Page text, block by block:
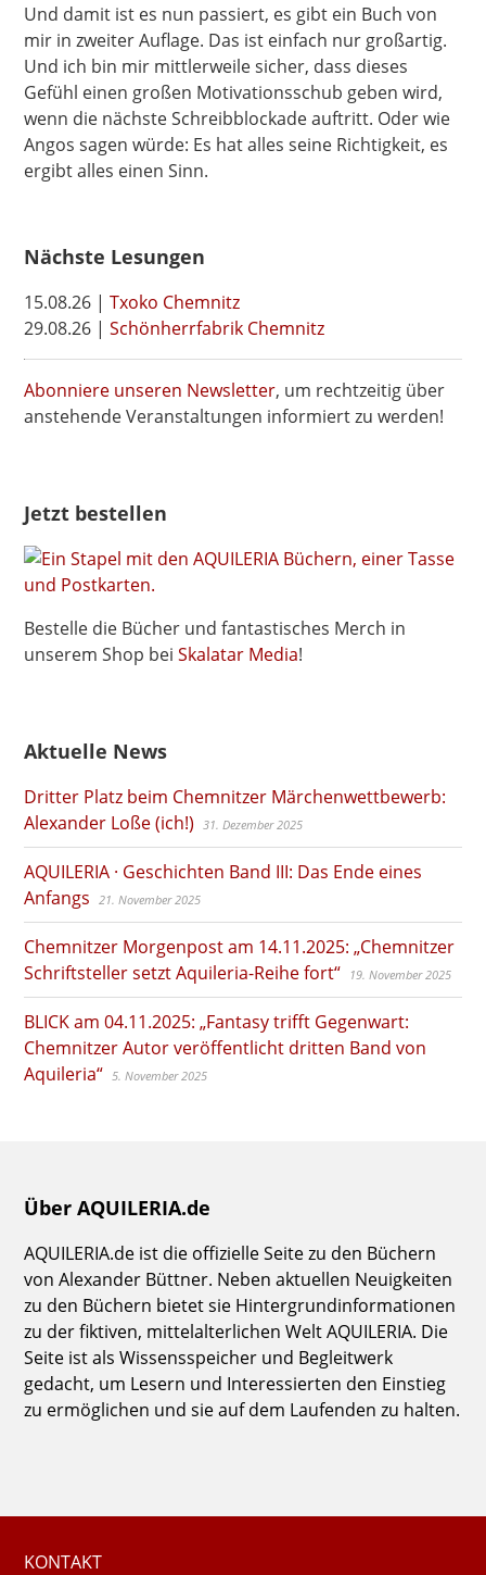
Und damit ist es nun passiert, es gibt ein Buch von
mir in zweiter Auflage. Das ist einfach nur großartig.
Und ich bin mir mittlerweile sicher, dass dieses
Gefühl einen großen Motivationsschub geben wird,
wenn die nächste Schreibblockade auftritt. Oder wie
Angos sagen würde: Es hat alles seine Richtigkeit, es
ergibt alles einen Sinn.
Nächste Lesungen
15.08.26 |Txoko Chemnitz
29.08.26 |Schönherrfabrik Chemnitz
Abonniere unseren Newsletter, um rechtzeitig über
anstehende Veranstaltungen informiert zu werden!
Jetzt bestellen
Bestelle die Bücher und fantastisches Merch in
unserem Shop beiSkalatar Media!
Aktuelle News
Dritter Platz beim Chemnitzer Märchenwettbewerb:
Alexander Loße (ich!)
31. Dezember 2025
AQUILERIA · Geschichten Band III: Das Ende eines
Anfangs
21. November 2025
Chemnitzer Morgenpost am 14.11.2025: „Chemnitzer
Schriftsteller setzt Aquileria-Reihe fort“
19. November 2025
BLICK am 04.11.2025: „Fantasy trifft Gegenwart:
Chemnitzer Autor veröffentlicht dritten Band von
Aquileria“ 5. November 2025
Über AQUILERIA.de
AQUILERIA.de ist die offizielle Seite zu den Büchern
von Alexander Büttner. Neben aktuellen Neuigkeiten
zu den Büchern bietet sie Hintergrundinformationen
zu der fiktiven, mittelalterlichen Welt AQUILERIA. Die
Seite ist als Wissensspeicher und Begleitwerk
gedacht, um Lesern und Interessierten den Einstieg
zu ermöglichen und sie auf dem Laufenden zu halten.
KONTAKT